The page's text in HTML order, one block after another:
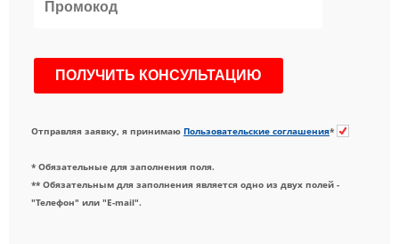
Отправляя заявку, я принимаю Пользовательские соглашения*
* Обязательные для заполнения поля.
** Обязательным для заполнения является одно из двух полей -
"Телефон" или "E-mail".